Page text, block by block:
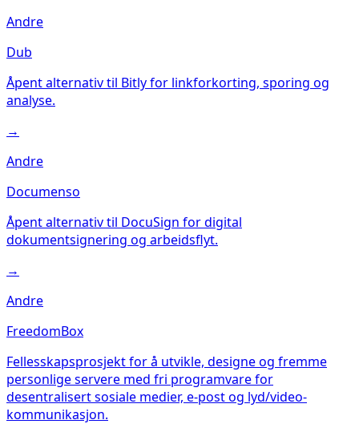
Andre
Dub
Åpent alternativ til Bitly for linkforkorting, sporing og
analyse.
→
Andre
Documenso
Åpent alternativ til DocuSign for digital
dokumentsignering og arbeidsflyt.
→
Andre
FreedomBox
Fellesskapsprosjekt for å utvikle, designe og fremme
personlige servere med fri programvare for
desentralisert sosiale medier, e-post og lyd/video-
kommunikasjon.